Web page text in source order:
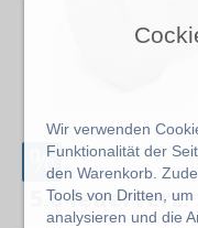
Wir verwenden
Funktionalität der
den Warenkorb.
Tools von Dritten,
analysieren und die
%
5.6 feuerverz.